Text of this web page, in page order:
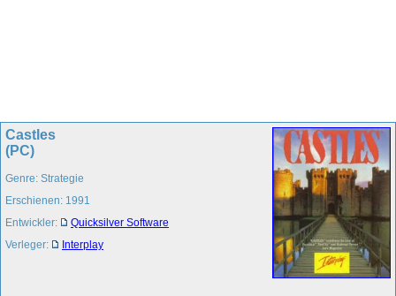
Castles
(PC)
Genre: Strategie
Erschienen: 1991
Entwickler:
Quicksilver Software
Verleger:
Interplay